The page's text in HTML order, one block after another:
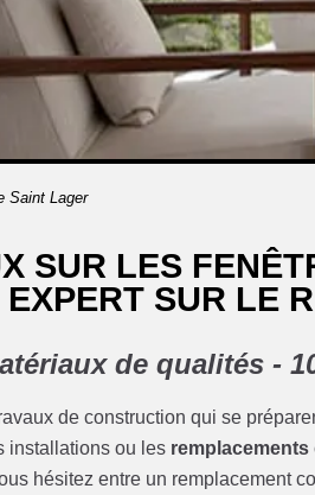
Saint Lager
SUR LES
SUR LE
de qualités -
de construction qui se
installations ou les remplacements
hésitez entre un remplacement